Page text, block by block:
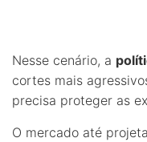
Nesse cenário, a
cortes mais
precisa proteger as
O mercado até